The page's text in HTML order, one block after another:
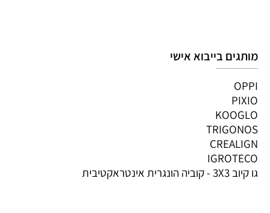
מותגים בייבוא אישי
OPPI
PIXIO
KOOGLO
TRIGONOS
CREALIGN
IGROTECO
גו קיוב 3X3 - קוביה הונגרית אינטראקטיבית